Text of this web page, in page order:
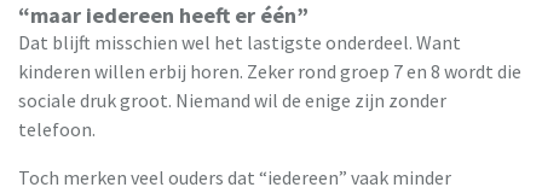
“maar iedereen heeft er één”
Dat blijft misschien wel het lastigste onderdeel. Want
kinderen willen erbij horen. Zeker rond groep 7 en 8 wordt die
sociale druk groot. Niemand wil de enige zijn zonder
telefoon.
Toch merken veel ouders dat “iedereen” vaak minder